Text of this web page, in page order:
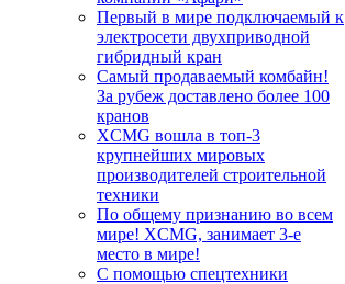
Первый в мире подключаемый к
электросети двухприводной
гибридный кран
Самый продаваемый комбайн!
За рубеж доставлено более 100
кранов
XCMG вошла в топ-3
крупнейших мировых
производителей строительной
техники
По общему признанию во всем
мире! XCMG, занимает 3-е
место в мире!
С помощью спецтехники